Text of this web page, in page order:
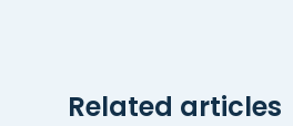
Related articles